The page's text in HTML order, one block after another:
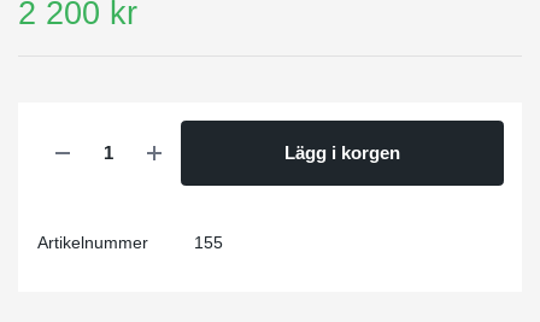
2 200 kr
Lägg i korgen
Artikelnummer 155